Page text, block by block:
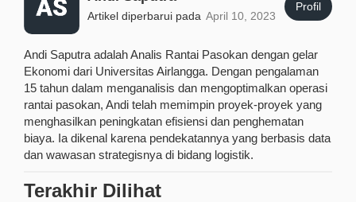
Artikel diperbarui pada April 10, 2023
Profil
Andi Saputra adalah Analis Rantai Pasokan dengan gelar
Ekonomi dari Universitas Airlangga. Dengan pengalaman
15 tahun dalam menganalisis dan mengoptimalkan operasi
rantai pasokan, Andi telah memimpin proyek-proyek yang
menghasilkan peningkatan efisiensi dan penghematan
biaya. Ia dikenal karena pendekatannya yang berbasis data
dan wawasan strategisnya di bidang logistik.
Terakhir Dilihat